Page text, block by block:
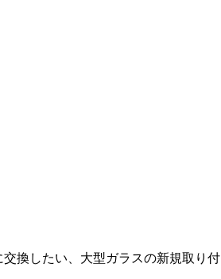
換したい、大型ガラスの新規取り